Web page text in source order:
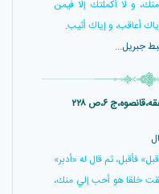
و لا أكملتك إلا فيمن
أعاقب، و إياك أثيب.
جبريل...
۶،ص ۲۲۸
فأقبل، ثم قال له «أدبر»
خلقا هو أحب إلي منك،